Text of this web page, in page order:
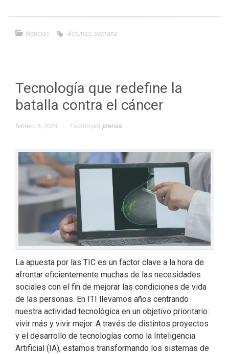
Noticias Asturias, semana
Tecnología que redefine la
batalla contra el cáncer
febrero 6, 2024 Escrito porprensa
La apuesta por las TIC es un factor clave a la hora de
afrontar eficientemente muchas de las necesidades
sociales con el fin de mejorar las condiciones de vida
de las personas. En ITI llevamos años centrando
nuestra actividad tecnológica en un objetivo prioritario:
vivir más y vivir mejor. A través de distintos proyectos
y el desarrollo de tecnologías como la Inteligencia
Artificial (IA), estamos transformando los sistemas de